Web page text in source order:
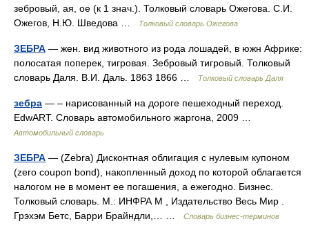
зебровый, ая, ое (к 1 знач.). Толковый словарь Ожегова. С.И.
Ожегов, Н.Ю. Шведова …
Толковый словарь Ожегова
ЗЕБРА — жен. вид животного из рода лошадей, в южн Африке:
полосатая поперек, тигровая. Зебровый тигровый. Толковый
словарь Даля. В.И. Даль. 1863 1866 …
Толковый словарь Даля
зебра — – нарисованный на дороге пешеходный переход.
EdwART. Словарь автомобильного жаргона, 2009 …
Автомобильный словарь
ЗЕБРА — (Zebra) Дисконтная облигация с нулевым купоном
(zero coupon bond), накопленный доход по которой облагается
налогом не в момент ее погашения, а ежегодно. Бизнес.
Толковый словарь. М.: ИНФРА М , Издательство Весь Мир .
Грэхэм Бетс, Барри Брайндли,… …
Словарь бизнес-терминов